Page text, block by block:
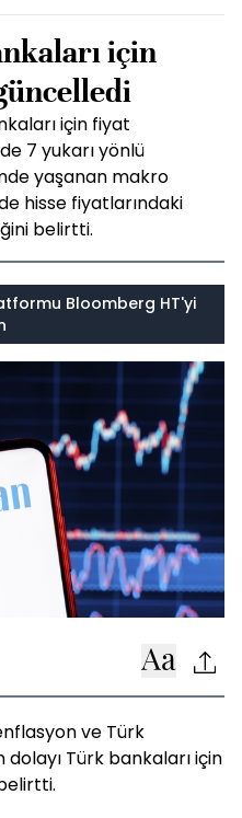
için
için fiyat
7 yukarı yönlü
yaşanan makro
hisse fiyatlarındaki
belirtti.
Bloomberg HT'yi
ve Türk
Türk bankaları için